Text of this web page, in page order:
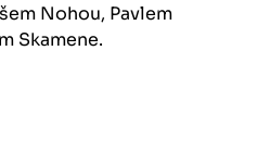
Nohou, Pavlem
Skamene.